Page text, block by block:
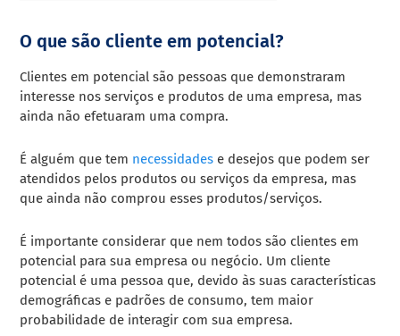
O que são cliente em potencial?
Clientes em potencial são pessoas que demonstraram
interesse nos serviços e produtos de uma empresa, mas
ainda não efetuaram uma compra.
É alguém que tem necessidades e desejos que podem ser
atendidos pelos produtos ou serviços da empresa, mas
que ainda não comprou esses produtos/serviços.
É importante considerar que nem todos são clientes em
potencial para sua empresa ou negócio. Um cliente
potencial é uma pessoa que, devido às suas características
demográficas e padrões de consumo, tem maior
probabilidade de interagir com sua empresa.